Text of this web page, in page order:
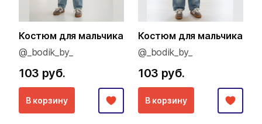
Костюм для мальчика
@_bodik_by_
103 руб.
В корзину
Костюм для мальчика
@_bodik_by_
103 руб.
В корзину